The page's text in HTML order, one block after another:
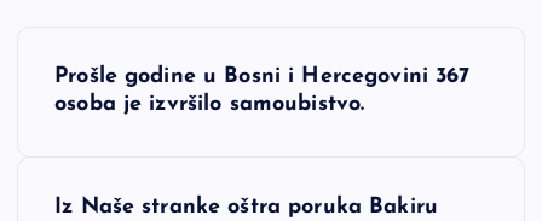
NProšle godine u Bosni i Hercegovini 367
osoba je izvršilo samoubistvo.
Iz Naše stranke oštra poruka Bakiru